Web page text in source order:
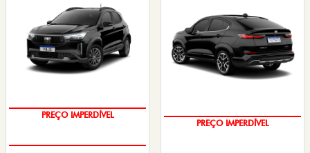
OPORTUNIDADE
COM USADO NA TROCA